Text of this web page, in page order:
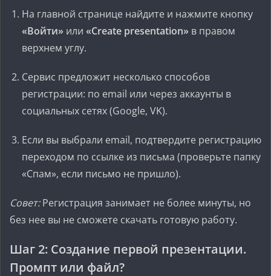
На главной странице найдите и нажмите кнопку
«Войти» или «Create presentation» в правом
верхнем углу.
Сервис предложит несколько способов
регистрации: по email или через аккаунты в
социальных сетях (Google, VK).
Если вы выбрали email, подтвердите регистрацию
переходом по ссылке из письма (проверьте папку
«Спам», если письмо не пришло).
Совет:Регистрация занимает не более минуты, но
без нее вы не сможете скачать готовую работу.
Шаг 2: Создание первой презентации.
Промпт или файл?